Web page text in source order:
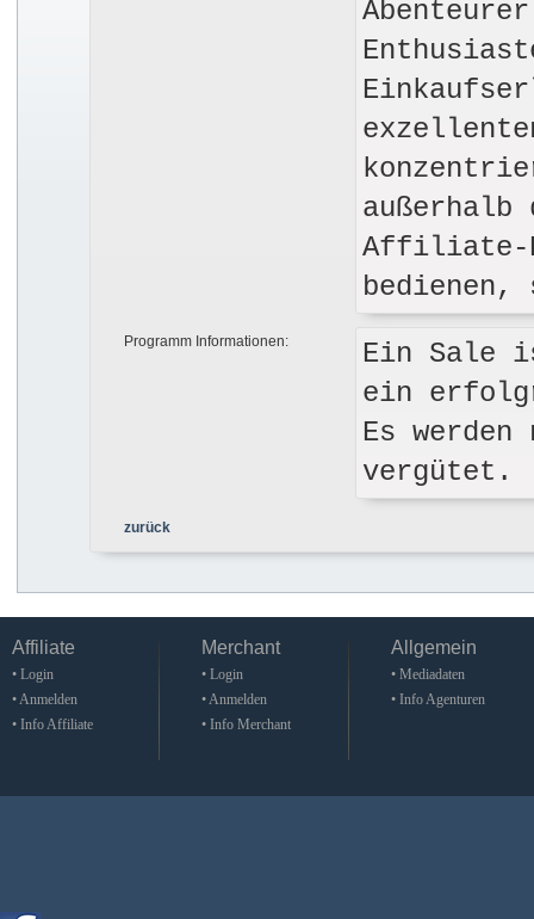
Affiliate-
Programm Informationen:
Ein Sale
ein
Es
vergütet.
zurück
Affiliate
• Login
• Anmelden
• Info Affiliate
Merchant
• Login
• Anmelden
• Info Merchant
Allgemein
• Mediadaten
• Info Agenturen